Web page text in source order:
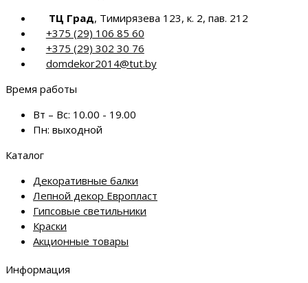
ТЦ Град, Тимирязева 123, к. 2, пав. 212
+375 (29) 106 85 60
+375 (29) 302 30 76
domdekor2014@tut.by
Время работы
Вт – Вс: 10.00 - 19.00
Пн: выходной
Каталог
Декоративные балки
Лепной декор Европласт
Гипсовые светильники
Краски
Акционные товары
Информация